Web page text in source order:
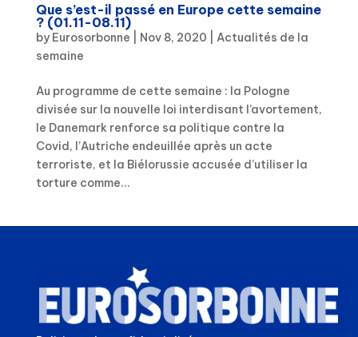
Que s’est-il passé en Europe cette semaine
? (01.11-08.11)
by Eurosorbonne Nov 8, 2020
Actualités de la
semaine
Au programme de cette semaine : la Pologne
divisée sur la nouvelle loi interdisant l’avortement,
le Danemark renforce sa politique contre la
Covid, l’Autriche endeuillée après un acte
terroriste, et la Biélorussie accusée d’utiliser la
torture comme...